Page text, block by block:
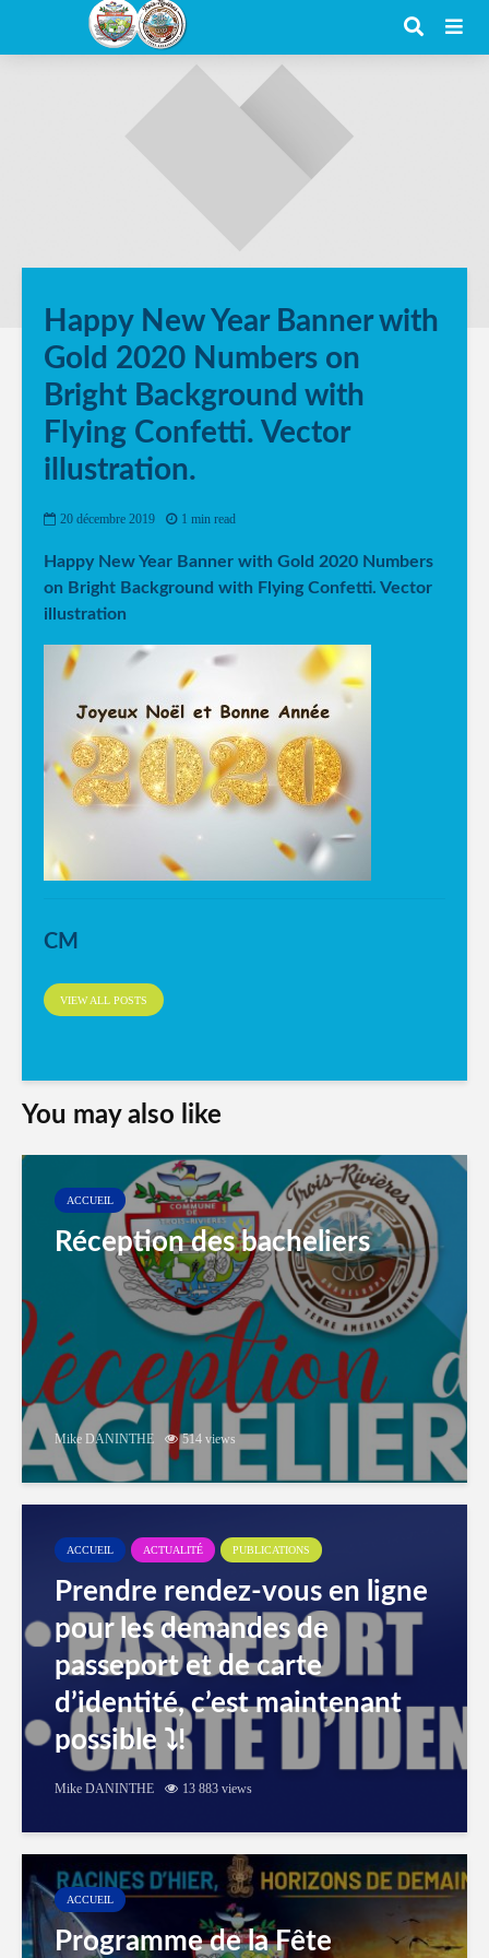
Happy New Year Banner with
Gold 2020 Numbers on
Bright Background with
Flying Confetti. Vector
illustration.
20 décembre 2019 1 min read
Happy New Year Banner with Gold 2020 Numbers
on Bright Background with Flying Confetti. Vector
illustration
CM
VIEW ALL POSTS
You may also like
ACCUEIL
Réception des bacheliers
Mike DANINTHE 514 views
ACCUEIL ACTUALITÉ PUBLICATIONS
Prendre rendez-vous en ligne
pour les demandes de
passeport et de carte
d’identité, c’est maintenant
possible ⤵️!
Mike DANINTHE 13 883 views
ACCUEIL
Programme de la Fête